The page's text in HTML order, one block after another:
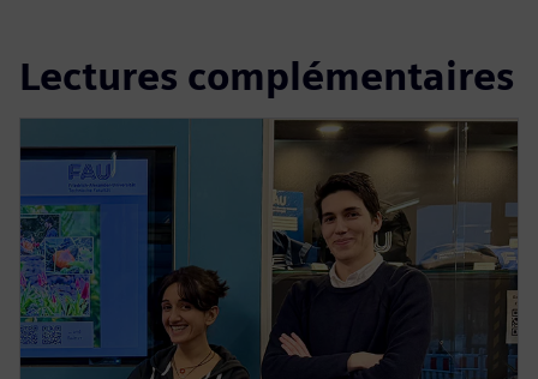
Lectures complémentaires